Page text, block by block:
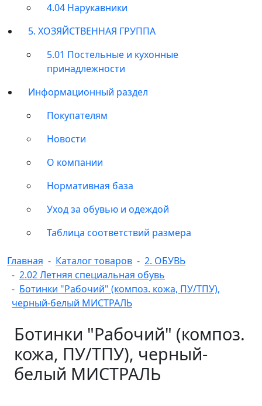
4.04 Нарукавники
5. ХОЗЯЙСТВЕННАЯ ГРУППА
5.01 Постельные и кухонные
принадлежности
Информационный раздел
Покупателям
Новости
О компании
Нормативная база
Уход за обувью и одеждой
Таблица соответствий размера
Главная Каталог товаров
2. ОБУВЬ
2.02 Летняя специальная обувь
Ботинки "Рабочий" (композ. кожа, ПУ/ТПУ),
черный-белый МИСТРАЛЬ
Ботинки "Рабочий" (композ.
кожа, ПУ/ТПУ), черный-
белый МИСТРАЛЬ